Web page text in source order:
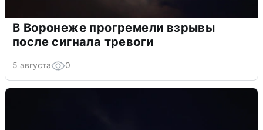
В Воронеже прогремели взрывы
после сигнала тревоги
5 августа 0